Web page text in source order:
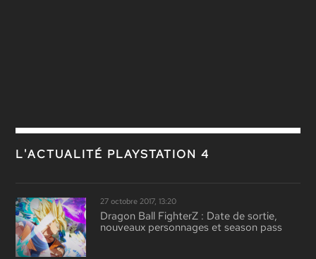
L'ACTUALITÉ PLAYSTATION 4
27 octobre 2017, 13:20
Dragon Ball FighterZ : Date de sortie,
nouveaux personnages et season pass